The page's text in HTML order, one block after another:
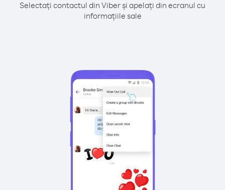
Selectați contactul din Viber și apelați din ecranul cu
informațiile sale